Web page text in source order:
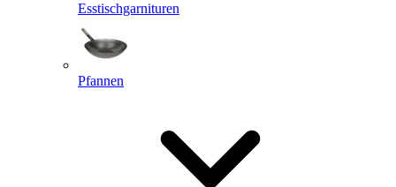
Esstischgarnituren
Pfannen